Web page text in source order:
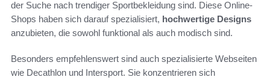
der Suche nach trendiger Sportbekleidung sind. Diese Online-
Shops haben sich darauf spezialisiert, hochwertige Designs
anzubieten, die sowohl funktional als auch modisch sind.
Besonders empfehlenswert sind auch spezialisierte Webseiten
wie Decathlon und Intersport. Sie konzentrieren sich